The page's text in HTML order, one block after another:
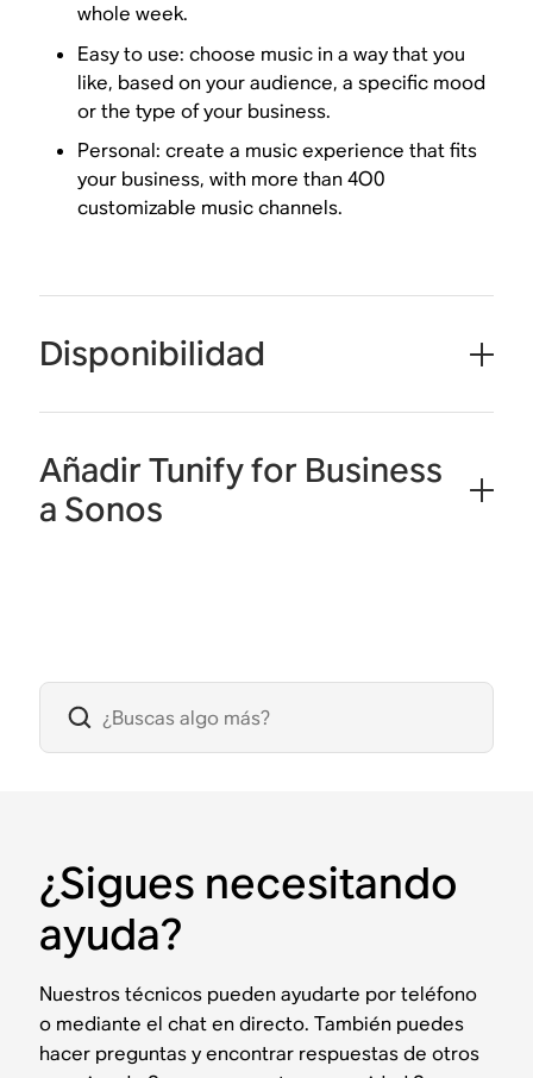
whole week.
Easy to use: choose music in a way that you
like, based on your audience, a specific mood
or the type of your business.
Personal: create a music experience that fits
your business, with more than 4O0
customizable music channels.
Disponibilidad
Añadir Tunify for Business
a Sonos
¿Sigues necesitando
ayuda?
Nuestros técnicos pueden ayudarte por teléfono
o mediante el chat en directo. También puedes
hacer preguntas y encontrar respuestas de otros